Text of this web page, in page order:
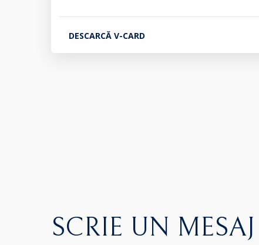
DESCARCĂ V-CARD
SCRIE UN MESAJ